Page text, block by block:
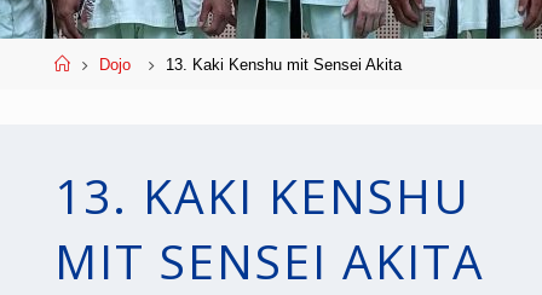
StartDojo 13. Kaki Kenshu mit Sensei Akita
13. KAKI KENSHU
MIT SENSEI AKITA